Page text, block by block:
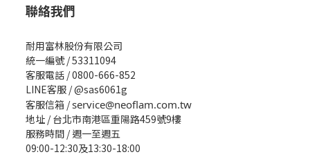
聯絡我們
耐用富林股份有限公司
統一編號 / 53311094
客服電話 / 0800-666-852
LINE客服 / @sas6061g
客服信箱 /service@neoflam.com.tw
地址 / 台北市南港區重陽路459號9樓
服務時間 / 週一至週五
09:00-12:30及13:30-18:00